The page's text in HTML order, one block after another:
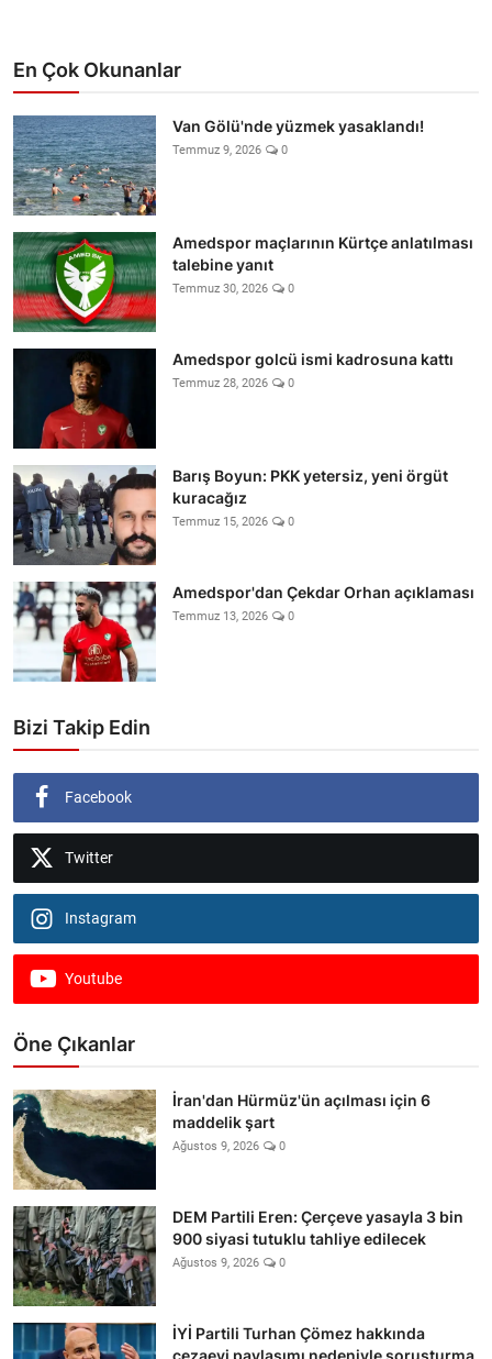
En Çok Okunanlar
Van Gölü'nde yüzmek yasaklandı!
Temmuz 9, 2026 0
Amedspor maçlarının Kürtçe anlatılması
talebine yanıt
Temmuz 30, 2026 0
Amedspor golcü ismi kadrosuna kattı
Temmuz 28, 2026 0
Barış Boyun: PKK yetersiz, yeni örgüt
kuracağız
Temmuz 15, 2026 0
Amedspor'dan Çekdar Orhan açıklaması
Temmuz 13, 2026 0
Bizi Takip Edin
Facebook
Twitter
Instagram
Youtube
Öne Çıkanlar
İran'dan Hürmüz'ün açılması için 6
maddelik şart
Ağustos 9, 2026 0
DEM Partili Eren: Çerçeve yasayla 3 bin
900 siyasi tutuklu tahliye edilecek
Ağustos 9, 2026 0
İYİ Partili Turhan Çömez hakkında
cezaevi paylaşımı nedeniyle soruşturma